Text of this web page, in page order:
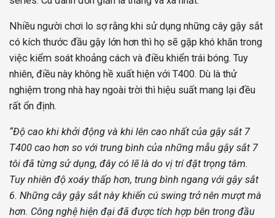
Nhiều người chơi lo sợ rằng khi sử dụng những cây gậy sắt
có kích thước đầu gậy lớn hơn thì họ sẽ gặp khó khăn trong
việc kiểm soát khoảng cách và điều khiển trái bóng. Tuy
nhiên, điều này không hề xuất hiện với T400. Dù là thử
nghiệm trong nhà hay ngoài trời thì hiệu suất mang lại đều
rất ổn định.
“Độ cao khi khởi động và khi lên cao nhất của gậy sắt 7
T400 cao hơn so với trung bình của những mẫu gậy sắt 7
tôi đã từng sử dụng, đây có lẽ là do vị trí đặt trọng tâm.
Tuy nhiên độ xoáy thấp hơn, trung bình ngang với gậy sắt
6. Những cây gậy sắt này khiến cú swing trở nên mượt mà
hơn. Công nghệ hiện đại đã được tích hợp bên trong đầu